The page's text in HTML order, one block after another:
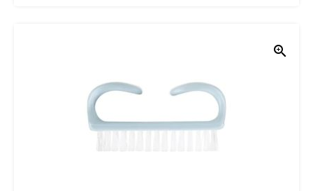
zoom_in